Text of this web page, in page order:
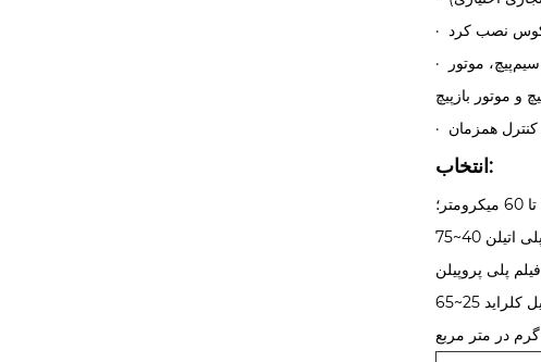
· کنترل کشش فیلم که توسط یک سیستم سنکرون هفت موتوره پشتیبانی می‌شود: موتور اصلی، موتور باز کردن سیم‌پیچ، موتور کشش باز کردن سیم‌پیچ، موتور
انتخاب: